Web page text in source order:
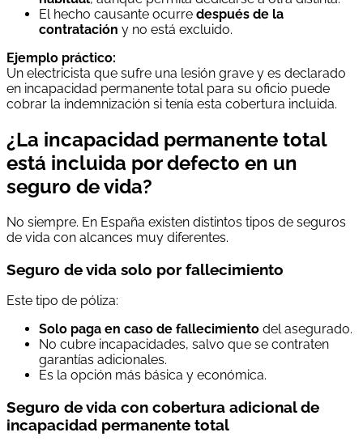
El hecho causante ocurre después de la
contratación y no está excluido.
Ejemplo práctico:
Un electricista que sufre una lesión grave y es declarado
en incapacidad permanente total para su oficio puede
cobrar la indemnización si tenía esta cobertura incluida.
¿La incapacidad permanente total
está incluida por defecto en un
seguro de vida?
No siempre. En España existen distintos tipos de seguros
de vida con alcances muy diferentes.
Seguro de vida solo por fallecimiento
Este tipo de póliza:
Solo paga en caso de fallecimiento del asegurado.
No cubre incapacidades, salvo que se contraten
garantías adicionales.
Es la opción más básica y económica.
Seguro de vida con cobertura adicional de
incapacidad permanente total